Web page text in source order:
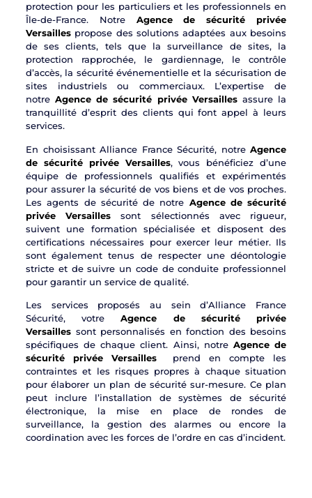
protection pour les particuliers et les professionnels en
Île-de-France. Notre Agence de sécurité privée
Versailles propose des solutions adaptées aux besoins
de ses clients, tels que la surveillance de sites, la
protection rapprochée, le gardiennage, le contrôle
d’accès, la sécurité événementielle et la sécurisation de
sites industriels ou commerciaux. L’expertise de
notreAgence de sécurité privée Versaillesassure la
tranquillité d’esprit des clients qui font appel à leurs
services.
En choisissant Alliance France Sécurité, notre Agence
de sécurité privée Versailles, vous bénéficiez d’une
équipe de professionnels qualifiés et expérimentés
pour assurer la sécurité de vos biens et de vos proches.
Les agents de sécurité de notre Agence de sécurité
privée Versailles sont sélectionnés avec rigueur,
suivent une formation spécialisée et disposent des
certifications nécessaires pour exercer leur métier. Ils
sont également tenus de respecter une déontologie
stricte et de suivre un code de conduite professionnel
pour garantir un service de qualité.
Les services proposés au sein d’Alliance France
Sécurité, votreAgence de sécurité privée
Versailles sont personnalisés en fonction des besoins
spécifiques de chaque client. Ainsi, notre Agence de
sécurité privée Versaillesprend en compte les
contraintes et les risques propres à chaque situation
pour élaborer un plan de sécurité sur-mesure. Ce plan
peut inclure l’installation de systèmes de sécurité
électronique, la mise en place de rondes de
surveillance, la gestion des alarmes ou encore la
coordination avec les forces de l’ordre en cas d’incident.